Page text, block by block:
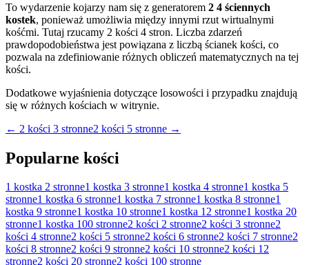
To wydarzenie kojarzy nam się z generatorem 2 4 ściennych
kostek, ponieważ umożliwia między innymi rzut wirtualnymi
kośćmi. Tutaj rzucamy 2 kości 4 stron. Liczba zdarzeń
prawdopodobieństwa jest powiązana z liczbą ścianek kości, co
pozwala na zdefiniowanie różnych obliczeń matematycznych na tej
kości.
Dodatkowe wyjaśnienia dotyczące losowości i przypadku znajdują
się w różnych kościach w witrynie.
← 2 kości 3 stronne2 kości 5 stronne →
Popularne kości
1 kostka 2 stronne1 kostka 3 stronne1 kostka 4 stronne1 kostka 5
stronne1 kostka 6 stronne1 kostka 7 stronne1 kostka 8 stronne1
kostka 9 stronne1 kostka 10 stronne1 kostka 12 stronne1 kostka 20
stronne1 kostka 100 stronne2 kości 2 stronne2 kości 3 stronne2
kości 4 stronne2 kości 5 stronne2 kości 6 stronne2 kości 7 stronne2
kości 8 stronne2 kości 9 stronne2 kości 10 stronne2 kości 12
stronne2 kości 20 stronne2 kości 100 stronne